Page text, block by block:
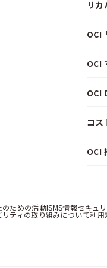
リ
OCI
OCI
OCI
コス
OCI
のための活動ISMS情報セキュ
リティの取り組みについて利用